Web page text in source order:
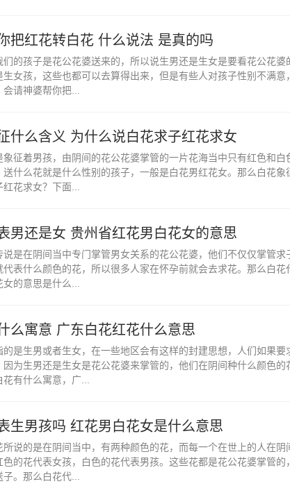
把红花转白花 什么说法 是真的吗
们的孩子是花公花婆送来的，所以说生男还是生女是要看花公花婆
生女孩，这些也都可以去算得出来，但是有些人对孩子性别不满意
请神婆帮你把...
什么含义 为什么说白花求子红花求女
象征着男孩，由阴间的花公花婆掌管的一片花海当中只有红色和白
送什么花就是什么性别的孩子，一般是白花男红花女。那么白花象
花求女？下面...
男还是女 贵州省红花男白花女的意思
说是在阴间当中专门掌管男女关系的花公花婆，他们不仅仅掌管求
代表什么颜色的花，所以很多人家在怀孕前就会去求花。那么白花
的意思是什么...
么寓意 广东白花红花什么意思
的是生男或者生女，在一些地区会有这样的封建思想，人们如果要
因为生男还是生女是花公花婆来掌管的，他们在阴间种什么颜色的
有什么寓意，广...
生男孩吗 红花男白花女是什么意思
所说的是在阴间当中，有两种颜色的花，而每一个在世上的人在阴
色的花代表女孩，白色的花代表男孩。这些花都是花公花婆掌管的
。那么白花代...